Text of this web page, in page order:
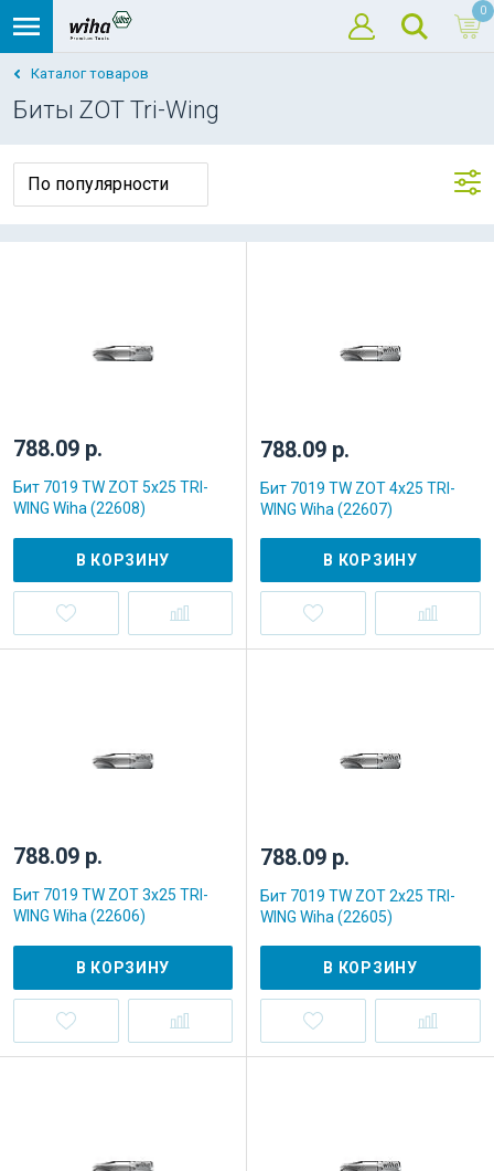
0
Каталог товаров
Биты ZOT Tri-Wing
788.09 р.
Бит 7019 TW ZOT 5x25 TRI-
WING Wiha (22608)
В КОРЗИНУ
788.09 р.
Бит 7019 TW ZOT 4x25 TRI-
WING Wiha (22607)
В КОРЗИНУ
788.09 р.
Бит 7019 TW ZOT 3x25 TRI-
WING Wiha (22606)
В КОРЗИНУ
788.09 р.
Бит 7019 TW ZOT 2x25 TRI-
WING Wiha (22605)
В КОРЗИНУ